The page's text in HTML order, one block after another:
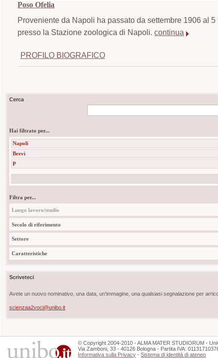
Poso Ofelia
Proveniente da Napoli ha passato da settembre 1906 al
presso la Stazione zoologica di Napoli.continua
PROFILO BIOGRAFICO
Cerca
Hai filtrato per...
Napoli
Brevi
P
Filtra per...
Luogo lavoro/studio
Secolo di riferimento
Settore
Caratteristiche
Scriveteci
Avete un nuovo nominativo, una data, un'immagine, una qualsiasi segnalazione per
scienzaa2voci@unibo.it
©Copyright 2004-2010 - ALMA MATER STUDIORUM -
Via Zamboni, 33 - 40126 Bologna - Partita IVA:
Informativa sulla Privacy -Sistema di identità di ateneo